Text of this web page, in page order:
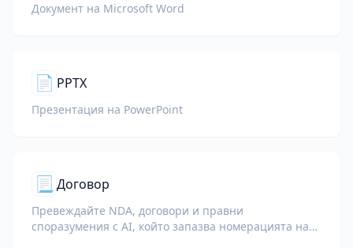
Документ на Microsoft Word
📄 PPTX
Презентация на PowerPoint
📃 Договор
Превеждайте NDA, договори и правни
споразумения с AI, който запазва номерацията на